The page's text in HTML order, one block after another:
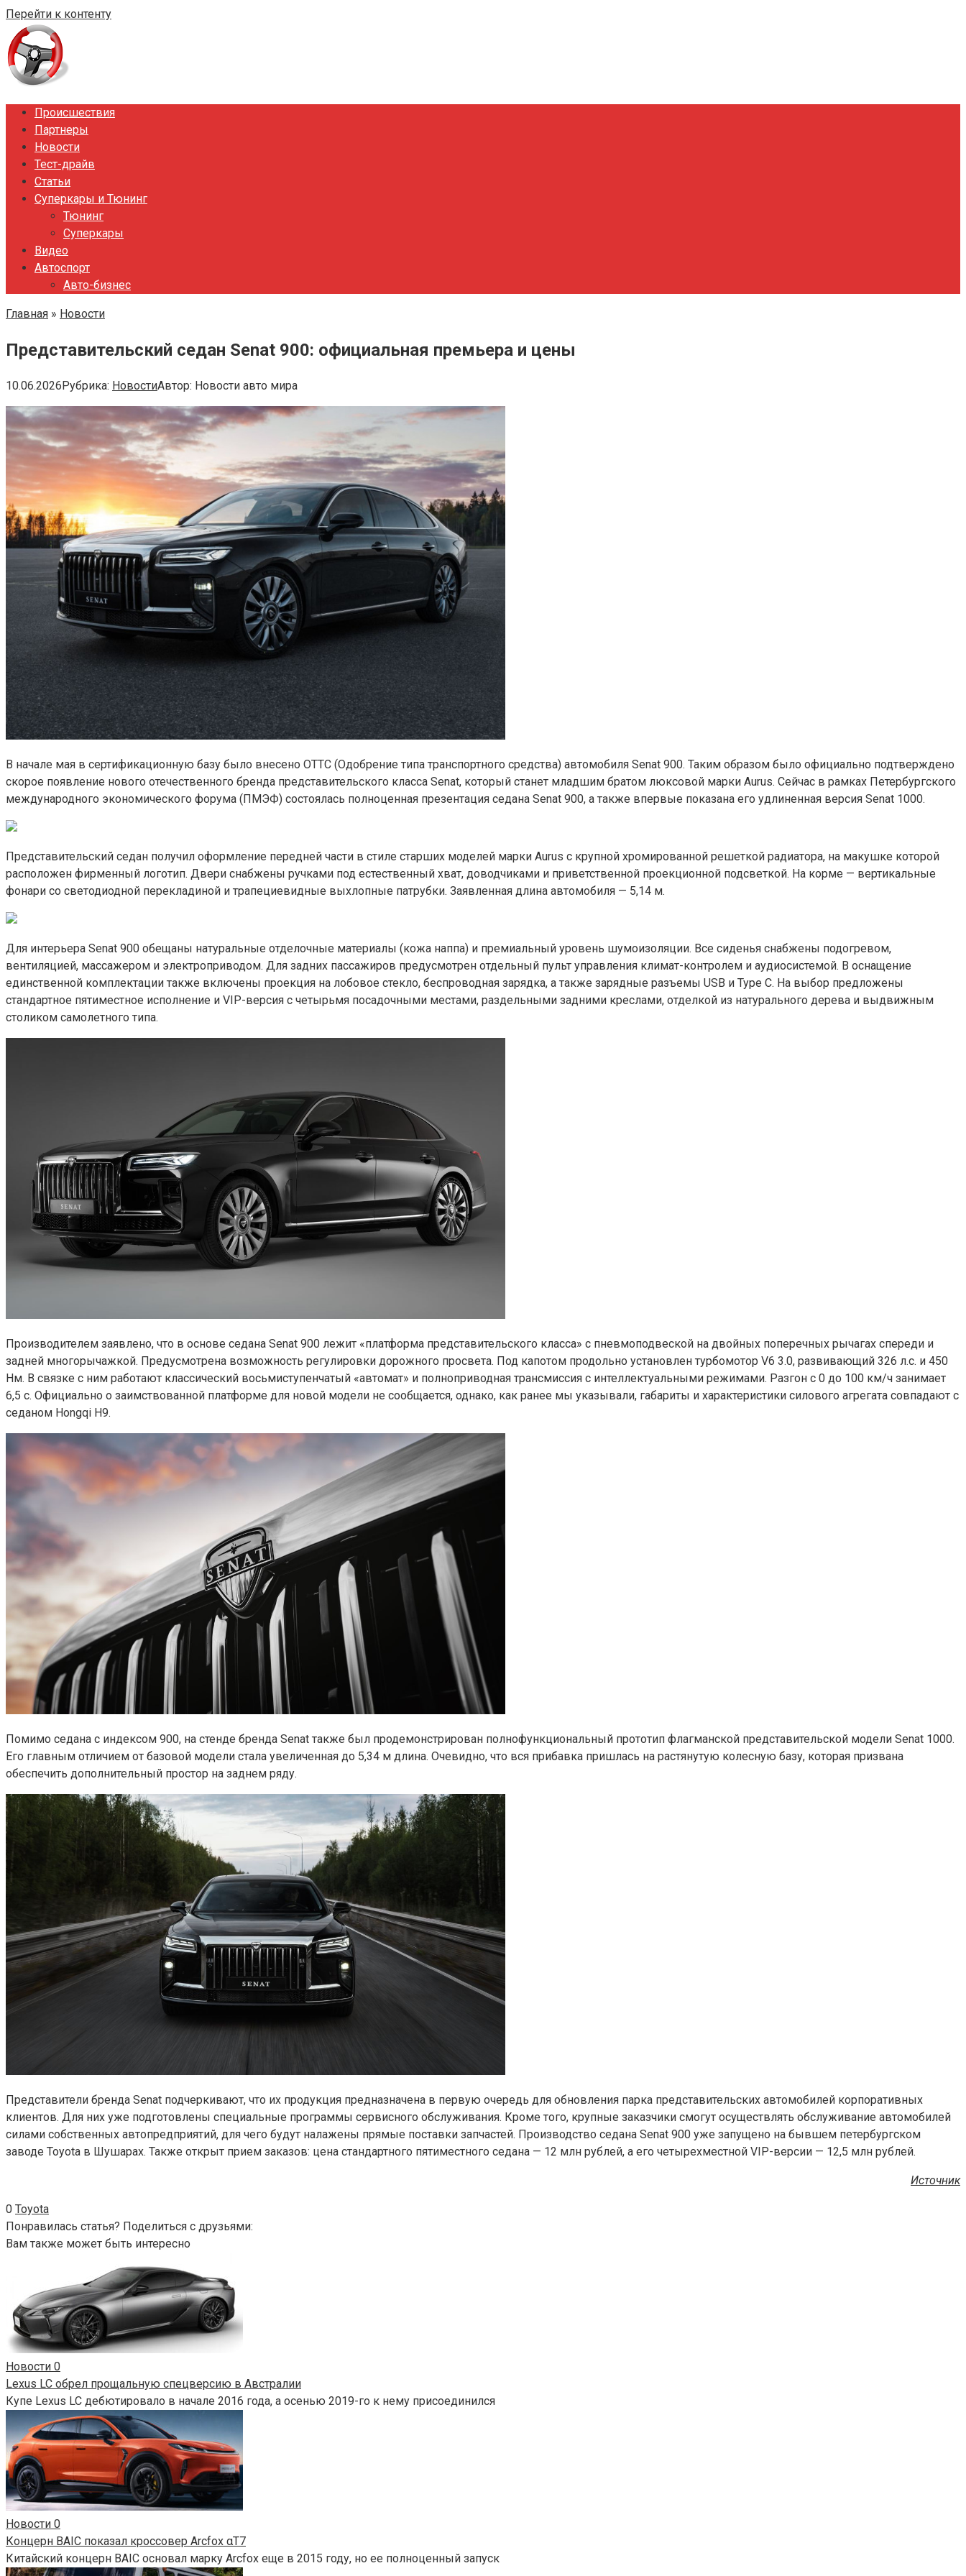
Перейти к контенту
Происшествия
Партнеры
Новости
Тест-драйв
Статьи
Суперкары и Тюнинг
Тюнинг
Суперкары
Видео
Автоспорт
Авто-бизнес
Главная » Новости
Представительский седан Senat 900: официальная премьера и цены
10.06.2026Рубрика: НовостиАвтор: Новости авто мира
В начале мая в сертификационную базу было внесено OTTC (Одобрение типа транспортного средства) автомобиля Senat 900. Таким образом было официально подтверждено
скорое появление нового отечественного бренда представительского класса Senat, который станет младшим братом люксовой марки Aurus. Сейчас в рамках Петербургского
международного экономического форума (ПМЭФ) состоялась полноценная презентация седана Senat 900, а также впервые показана его удлиненная версия Senat 1000.
Представительский седан получил оформление передней части в стиле старших моделей марки Aurus с крупной хромированной решеткой радиатора, на макушке которой
расположен фирменный логотип. Двери снабжены ручками под естественный хват, доводчиками и приветственной проекционной подсветкой. На корме — вертикальные
фонари со светодиодной перекладиной и трапециевидные выхлопные патрубки. Заявленная длина автомобиля — 5,14 м.
Для интерьера Senat 900 обещаны натуральные отделочные материалы (кожа наппа) и премиальный уровень шумоизоляции. Все сиденья снабжены подогревом,
вентиляцией, массажером и электроприводом. Для задних пассажиров предусмотрен отдельный пульт управления климат-контролем и аудиосистемой. В оснащение
единственной комплектации также включены проекция на лобовое стекло, беспроводная зарядка, а также зарядные разъемы USB и Type C. На выбор предложены
стандартное пятиместное исполнение и VIP-версия с четырьмя посадочными местами, раздельными задними креслами, отделкой из натурального дерева и выдвижным
столиком самолетного типа.
Производителем заявлено, что в основе седана Senat 900 лежит «платформа представительского класса» с пневмоподвеской на двойных поперечных рычагах спереди и
задней многорычажкой. Предусмотрена возможность регулировки дорожного просвета. Под капотом продольно установлен турбомотор V6 3.0, развивающий 326 л.с. и 450
Нм. В связке с ним работают классический восьмиступенчатый «автомат» и полноприводная трансмиссия с интеллектуальными режимами. Разгон с 0 до 100 км/ч занимает
6,5 с. Официально о заимствованной платформе для новой модели не сообщается, однако, как ранее мы указывали, габариты и характеристики силового агрегата совпадают с
седаном Hongqi H9.
Помимо седана с индексом 900, на стенде бренда Senat также был продемонстрирован полнофункциональный прототип флагманской представительской модели Senat 1000.
Его главным отличием от базовой модели стала увеличенная до 5,34 м длина. Очевидно, что вся прибавка пришлась на растянутую колесную базу, которая призвана
обеспечить дополнительный простор на заднем ряду.
Представители бренда Senat подчеркивают, что их продукция предназначена в первую очередь для обновления парка представительских автомобилей корпоративных
клиентов. Для них уже подготовлены специальные программы сервисного обслуживания. Кроме того, крупные заказчики смогут осуществлять обслуживание автомобилей
силами собственных автопредприятий, для чего будут налажены прямые поставки запчастей. Производство седана Senat 900 уже запущено на бывшем петербургском
заводе Toyota в Шушарах. Также открыт прием заказов: цена стандартного пятиместного седана — 12 млн рублей, а его четырехместной VIP-версии — 12,5 млн рублей.
Источник
0 Toyota
Понравилась статья? Поделиться с друзьями:
Вам также может быть интересно
Новости 0
Lexus LC обрел прощальную спецверсию в Австралии
Купе Lexus LC дебютировало в начале 2016 года, а осенью 2019-го к нему присоединился
Новости 0
Концерн BAIC показал кроссовер Arcfox αT7
Китайский концерн BAIC основал марку Arcfox еще в 2015 году, но ее полноценный запуск